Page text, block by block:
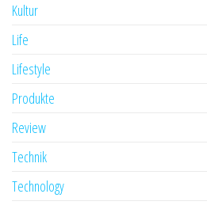
Kultur
Life
Lifestyle
Produkte
Review
Technik
Technology